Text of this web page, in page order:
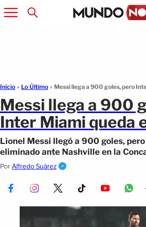
Inicio » Lo Último » Messi llega a 900 goles, pero
Messi llega a 900
Inter Miami queda
Lionel Messi llegó a 900 goles,
eliminado ante Nashville en la
Cup por gol de visitante.
Por Alfredo Suárez